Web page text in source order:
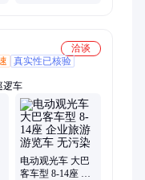
洽谈
真实性已核验
逻车
电动观光车 大巴
客车型 8-14座 企